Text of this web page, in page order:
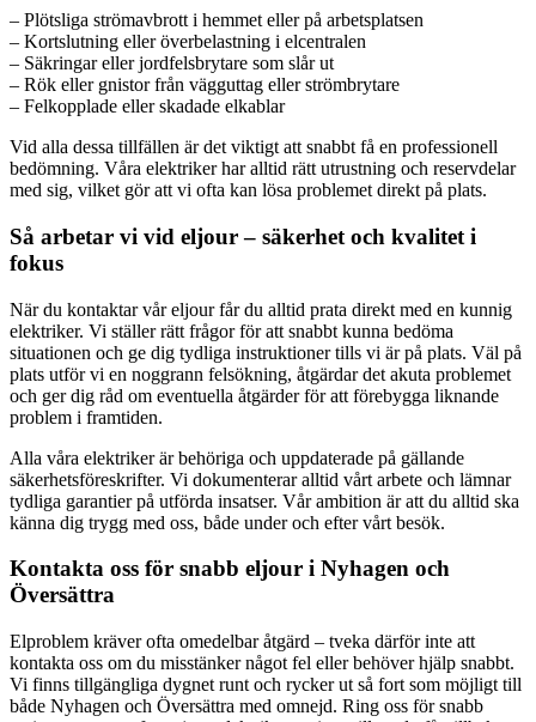
– Plötsliga strömavbrott i hemmet eller på arbetsplatsen
– Kortslutning eller överbelastning i elcentralen
– Säkringar eller jordfelsbrytare som slår ut
– Rök eller gnistor från vägguttag eller strömbrytare
– Felkopplade eller skadade elkablar
Vid alla dessa tillfällen är det viktigt att snabbt få en professionell
bedömning. Våra elektriker har alltid rätt utrustning och reservdelar
med sig, vilket gör att vi ofta kan lösa problemet direkt på plats.
Så arbetar vi vid eljour – säkerhet och kvalitet i
fokus
När du kontaktar vår eljour får du alltid prata direkt med en kunnig
elektriker. Vi ställer rätt frågor för att snabbt kunna bedöma
situationen och ge dig tydliga instruktioner tills vi är på plats. Väl på
plats utför vi en noggrann felsökning, åtgärdar det akuta problemet
och ger dig råd om eventuella åtgärder för att förebygga liknande
problem i framtiden.
Alla våra elektriker är behöriga och uppdaterade på gällande
säkerhetsföreskrifter. Vi dokumenterar alltid vårt arbete och lämnar
tydliga garantier på utförda insatser. Vår ambition är att du alltid ska
känna dig trygg med oss, både under och efter vårt besök.
Kontakta oss för snabb eljour i Nyhagen och
Översättra
Elproblem kräver ofta omedelbar åtgärd – tveka därför inte att
kontakta oss om du misstänker något fel eller behöver hjälp snabbt.
Vi finns tillgängliga dygnet runt och rycker ut så fort som möjligt till
både Nyhagen och Översättra med omnejd. Ring oss för snabb